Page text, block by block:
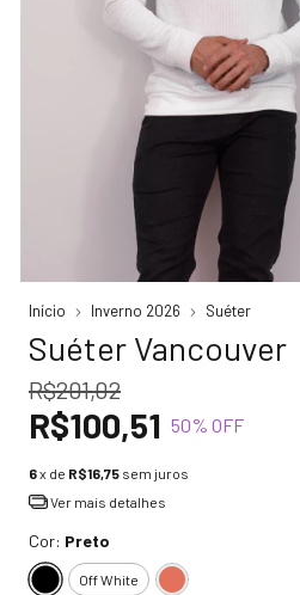
Início Inverno 2026 Suéter
Suéter Vancouver
R$201,02
R$100,51 50% OFF
6x de R$16,75 sem juros
Ver mais detalhes
Cor: Preto
Off White